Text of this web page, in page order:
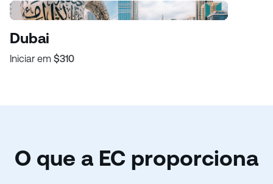
Dubai
Iniciar em $310
O que a EC proporciona